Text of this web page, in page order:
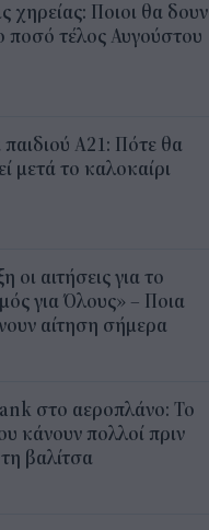
χηρείας: Ποιοι θα δουν
ποσό τέλος Αυγούστου
Α21: Πότε θα
μετά το καλοκαίρι
οι αιτήσεις για το
για Όλους» – Ποια
αίτηση σήμερα
στο αεροπλάνο: Το
κάνουν πολλοί πριν
βαλίτσα